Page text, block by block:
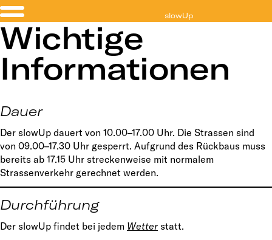
slowUp
Wichtige
Informationen
Dauer
Der slowUp dauert von 10.00–17.00 Uhr. Die Strassen sind
von 09.00–17.30 Uhr gesperrt. Aufgrund des Rückbaus muss
bereits ab 17.15 Uhr streckenweise mit normalem
Strassenverkehr gerechnet werden.
Durchführung
Der slowUp findet bei jedem Wetter statt.